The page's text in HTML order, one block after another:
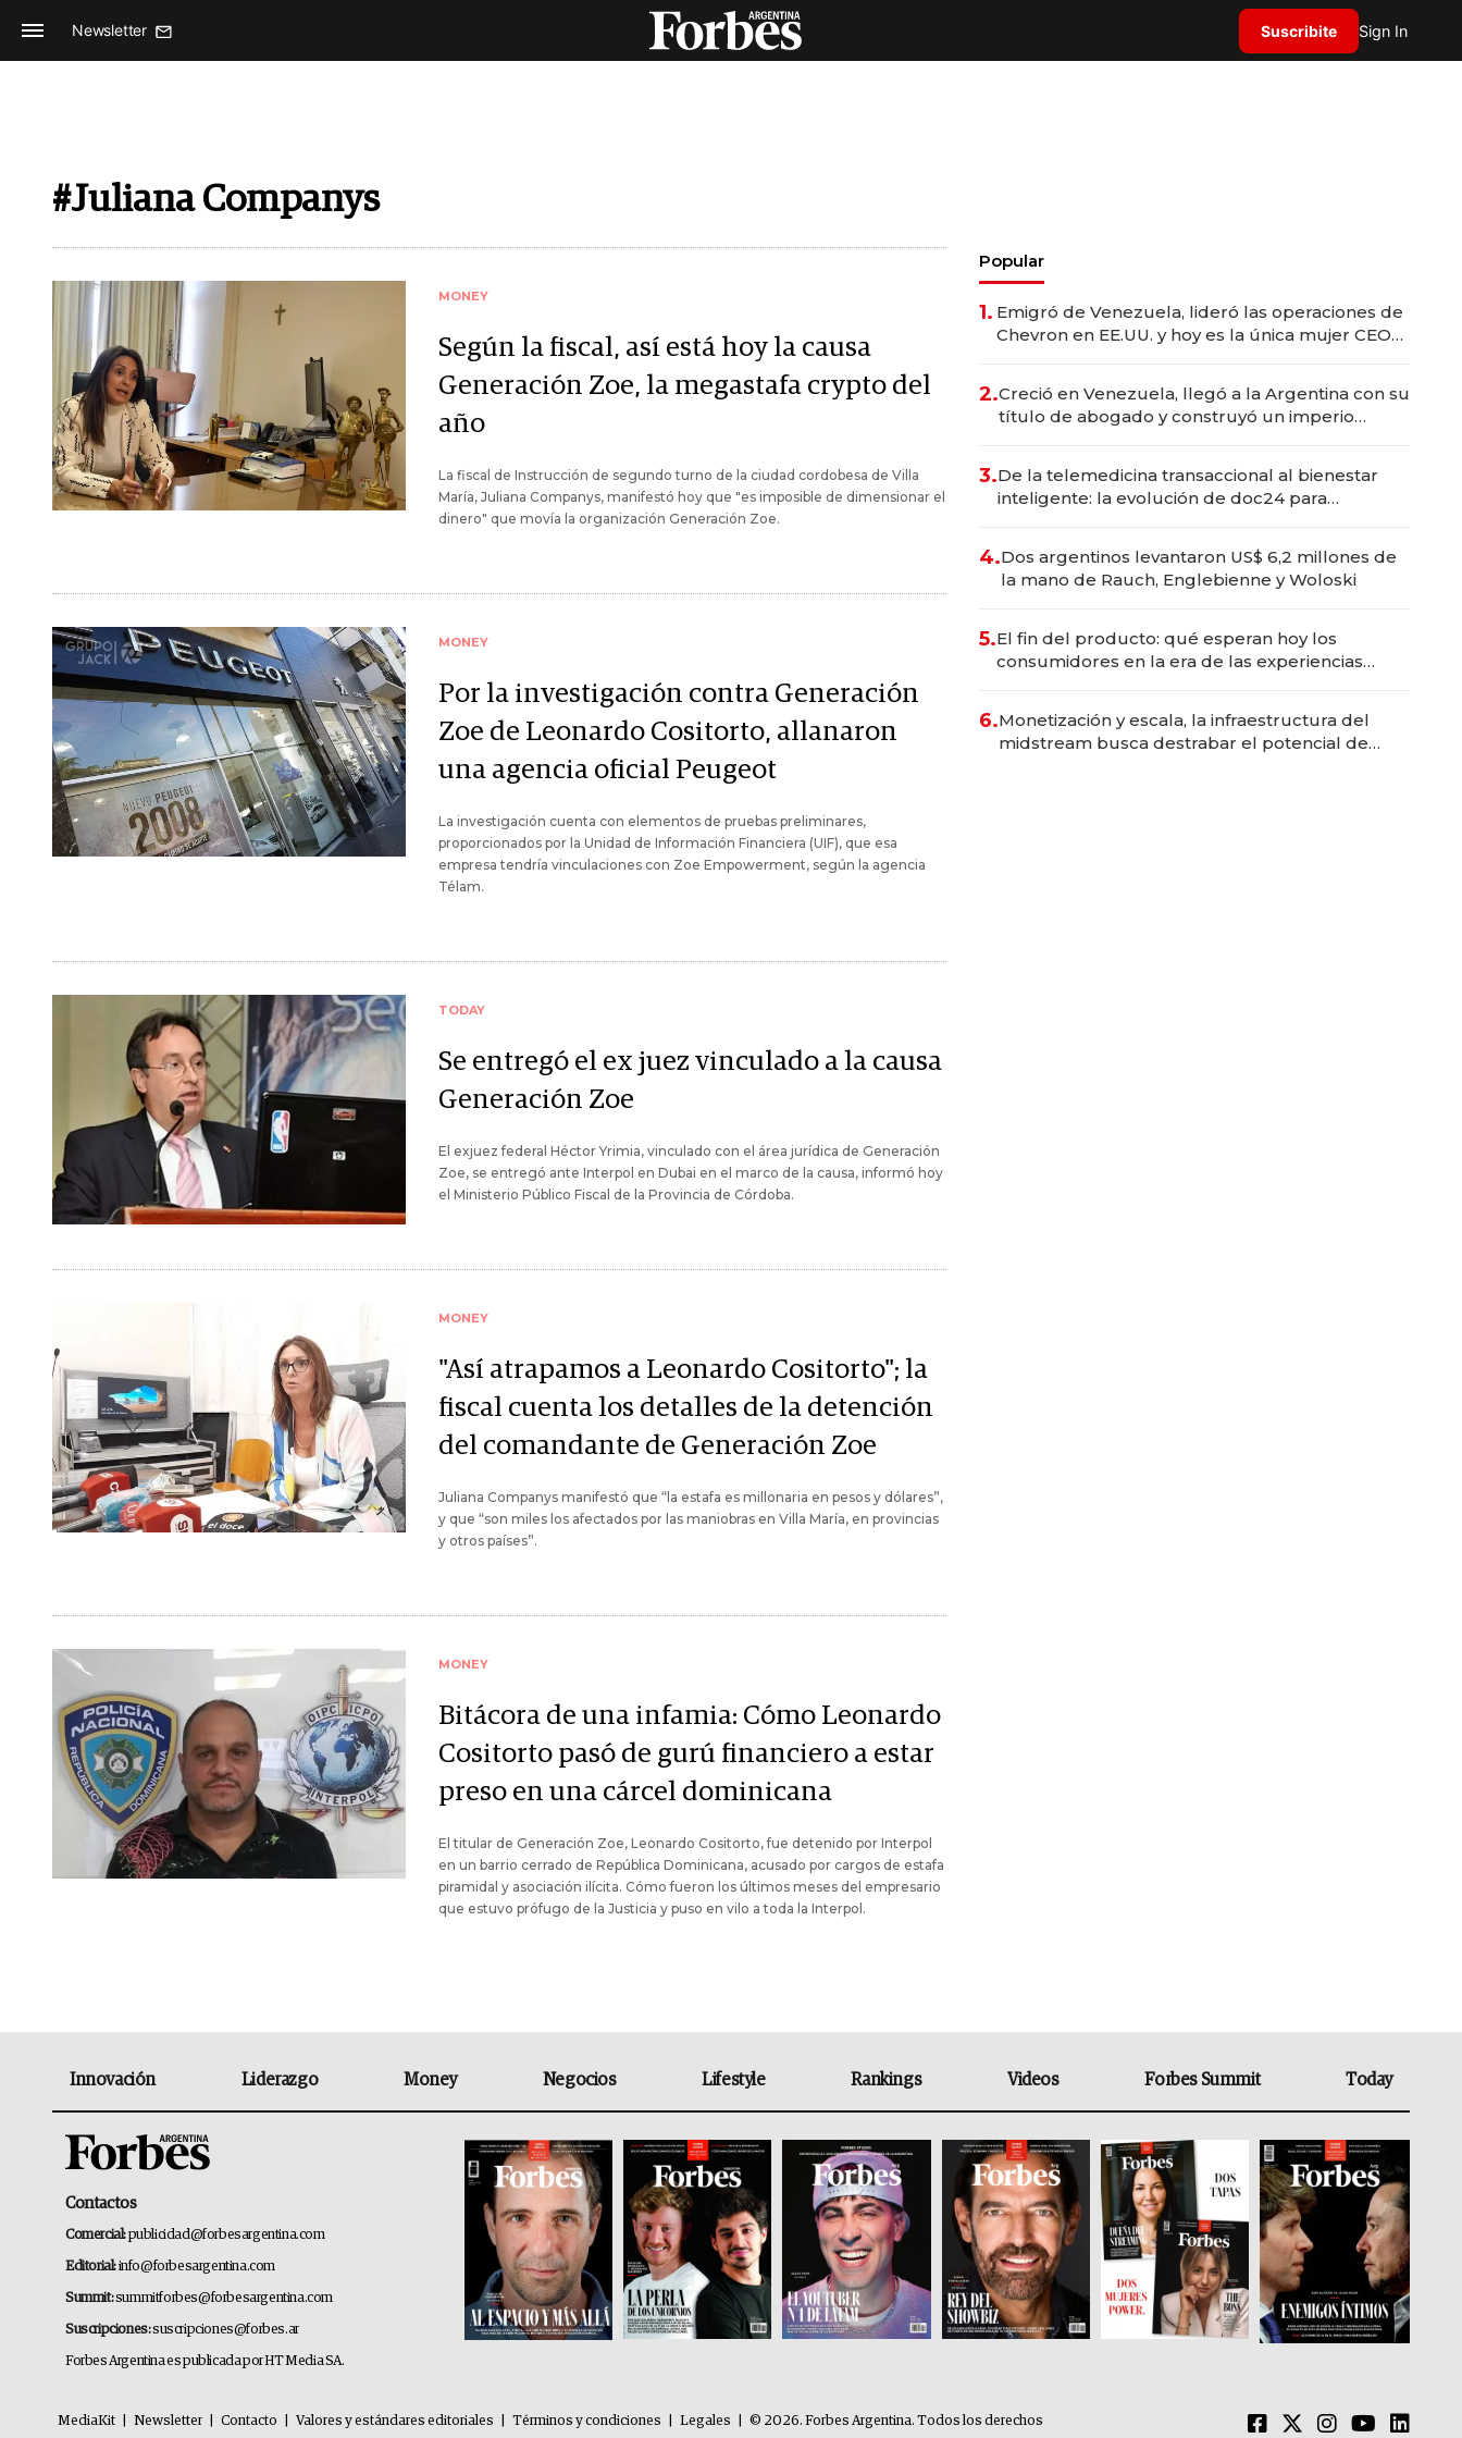
Newsletter Suscribite Sign In
#Juliana Companys
MONEY
Según la fiscal, así está hoy la causa
Generación Zoe, la megastafa crypto del
año
La fiscal de Instrucción de segundo turno de la ciudad cordobesa de Villa
María, Juliana Companys, manifestó hoy que "es imposible de dimensionar el
dinero" que movía la organización Generación Zoe.
MONEY
Por la investigación contra Generación
Zoe de Leonardo Cositorto, allanaron
una agencia oficial Peugeot
La investigación cuenta con elementos de pruebas preliminares,
proporcionados por la Unidad de Información Financiera (UIF), que esa
empresa tendría vinculaciones con Zoe Empowerment, según la agencia
Télam.
TODAY
Se entregó el ex juez vinculado a la causa
Generación Zoe
El exjuez federal Héctor Yrimia, vinculado con el área jurídica de Generación
Zoe, se entregó ante Interpol en Dubai en el marco de la causa, informó hoy
el Ministerio Público Fiscal de la Provincia de Córdoba.
MONEY
"Así atrapamos a Leonardo Cositorto"; la
fiscal cuenta los detalles de la detención
del comandante de Generación Zoe
Juliana Companys manifestó que “la estafa es millonaria en pesos y dólares”,
y que “son miles los afectados por las maniobras en Villa María, en provincias
y otros países”.
MONEY
Bitácora de una infamia: Cómo Leonardo
Cositorto pasó de gurú financiero a estar
preso en una cárcel dominicana
El titular de Generación Zoe, Leonardo Cositorto, fue detenido por Interpol
en un barrio cerrado de República Dominicana, acusado por cargos de estafa
piramidal y asociación ilícita. Cómo fueron los últimos meses del empresario
que estuvo prófugo de la Justicia y puso en vilo a toda la Interpol.
Popular
1. Emigró de Venezuela, lideró las operaciones de
Chevron en EE.UU. y hoy es la única mujer CEO
2.Creció en Venezuela, llegó a la Argentina con su
título de abogado y construyó un imperio
3.De la telemedicina transaccional al bienestar
inteligente: la evolución de doc24 para
4.Dos argentinos levantaron US$ 6,2 millones de
la mano de Rauch, Englebienne y Woloski
5.El fin del producto: qué esperan hoy los
consumidores en la era de las experiencias
6.Monetización y escala, la infraestructura del
midstream busca destrabar el potencial de
Innovación Liderazgo Money Negocios Lifestyle Rankings Videos Forbes Summit Today
Contactos
Comercial:publicidad@forbesargentina.com
Editorial:info@forbesargentina.com
Summit:summitforbes@forbesargentina.com
Suscripciones:suscripciones@forbes.ar
Forbes Argentina es publicada por HT Media SA.
MediaKit Newsletter Contacto Valores y estándares editoriales Términos y condiciones Legales © 2026. Forbes Argentina. Todos los derechos